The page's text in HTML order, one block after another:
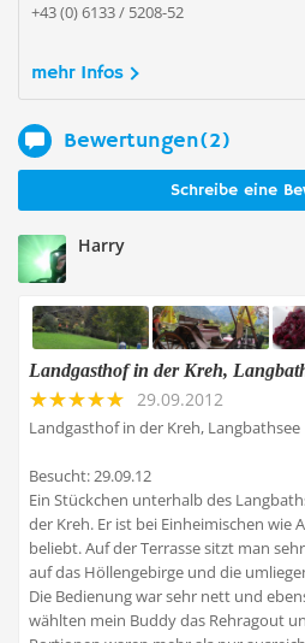
+43 (0) 6133 / 5208-52
mehr Infos
Bewertungen(2)
Schreibe eine
Harry
Landgasthof in der Kreh,
29.09.2012
Landgasthof in der Kreh, Langbathsee
Besucht: 29.09.12
Ein Stückchen unterhalb des
der Kreh. Er ist bei Einheimischen wie
beliebt. Auf der Terrasse sitzt man
auf das Höllengebirge und die
Die Bedienung war sehr nett und
wählten mein Buddy das Rehragout